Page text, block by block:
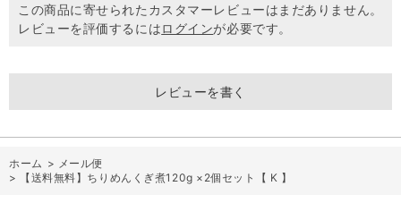
この商品に寄せられたカスタマーレビューはまだありません。
レビューを評価するにはログインが必要です。
レビューを書く
ホーム > メール便
>
【送料無料】ちりめんくぎ煮120g ×2個セット【 K 】